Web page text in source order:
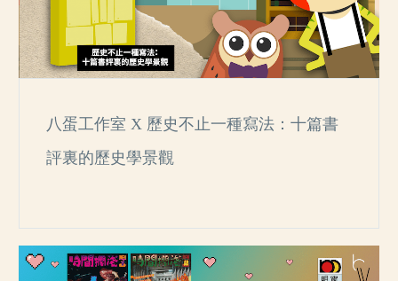
八蛋工作室 X 歷史不止一種寫法：十篇書
評裏的歷史學景觀